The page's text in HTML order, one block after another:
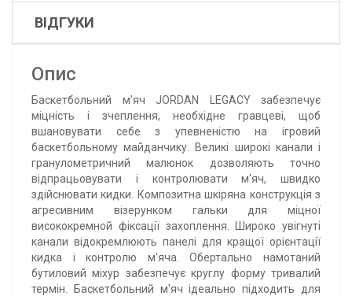
ВІДГУКИ
Опис
Баскетбольний м'яч JORDAN LEGACY забезпечує
міцність і зчеплення, необхідне гравцеві, щоб
вшановувати себе з упевненістю на ігровий
баскетбольному майданчику. Великі широкі канали і
гранулометричний малюнок дозволяють точно
відпрацьовувати і контролювати м'яч, швидко
здійснювати кидки. Композитна шкіряна конструкція з
агресивним візерунком гальки для міцної
висококремной фіксації захоплення. Широко увігнуті
канали відокремлюють панелі для кращої орієнтації
кидка і контролю м'яча. Обертально намотаний
бутиловий міхур забезпечує круглу форму тривалий
термін. Баскетбольний м'яч ідеально підходить для